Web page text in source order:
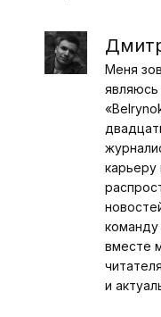
Меня
карьеру
вместе
и